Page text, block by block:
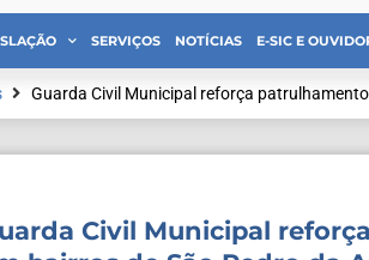
SERVIÇOS NOTÍCIAS E-SIC E
Guarda Civil Municipal reforça
Civil Municipal